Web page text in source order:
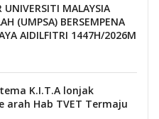
UNIVERSITI MALAYSIA
(UMPSA) BERSEMPENA
AIDILFITRI 1447H/2026M
K.I.T.A lonjak
arah Hab TVET Termaju